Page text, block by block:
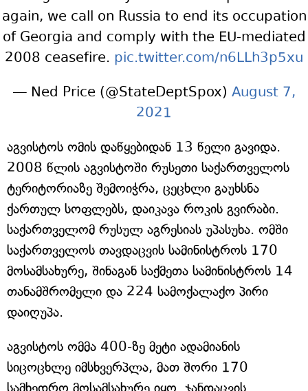
again, we call on Russia to end its occupation
of Georgia and comply with the EU-mediated
2008 ceasefire. pic.twitter.com/n6LLh3p5xu
— Ned Price (@StateDeptSpox) August 7,
2021
აგვისტოს ომის დაწყებიდან 13 წელი გავიდა.
2008 წლის აგვისტოში რუსეთი საქართველოს
ტერიტორიაზე შემოიჭრა, ცეცხლი გაუხსნა
ქართულ სოფლებს, დაიკავა როკის გვირაბი.
საქართველომ რუსულ აგრესიას უპასუხა. ომში
საქართველოს თავდაცვის სამინისტროს 170
მოსამსახურე, შინაგან საქმეთა სამინისტროს 14
თანამშრომელი და 224 სამოქალაქო პირი
დაიღუპა.
აგვისტოს ომმა 400-ზე მეტი ადამიანის
სიცოცხლე იმსხვერპლა, მათ შორი 170